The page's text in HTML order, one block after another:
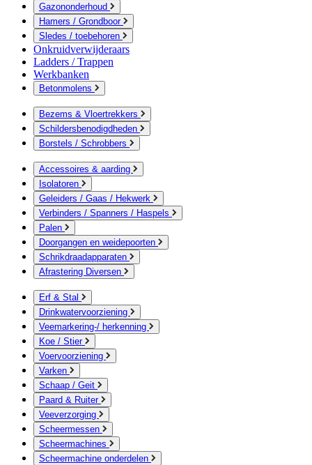
Gazononderhoud
Hamers / Grondboor
Sledes / toebehoren
Onkruidverwijderaars
Ladders / Trappen
Werkbanken
Betonmolens
Bezems & Vloertrekkers
Schildersbenodigdheden
Borstels / Schrobbers
Accessoires & aarding
Isolatoren
Geleiders / Gaas / Hekwerk
Verbinders / Spanners / Haspels
Palen
Doorgangen en weidepoorten
Schrikdraadapparaten
Afrastering Diversen
Erf & Stal
Drinkwatervoorziening
Veemarkering-/ herkenning
Koe / Stier
Voervoorziening
Varken
Schaap / Geit
Paard & Ruiter
Veeverzorging
Scheermessen
Scheermachines
Scheermachine onderdelen